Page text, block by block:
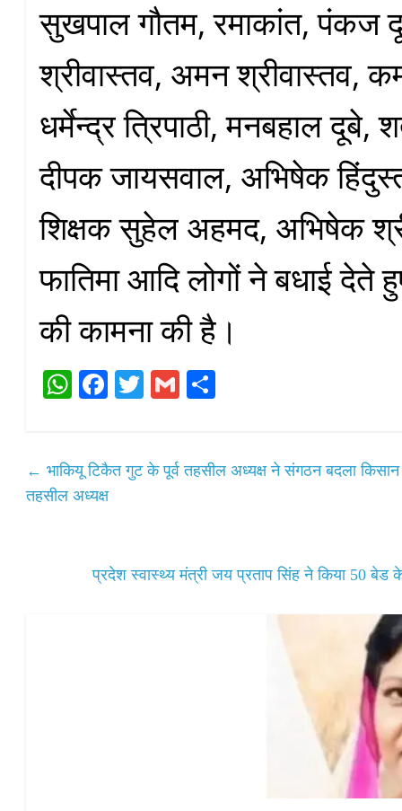
सुखपाल गौतम, रमाकांत, पंकज
श्रीवास्तव, अमन श्रीवास्तव,
धर्मेन्द्र त्रिपाठी, मनबहाल दूबे,
दीपक जायसवाल, अभिषेक
शिक्षक सुहेल अहमद, अभिषेक
फातिमा आदि लोगों ने बधाई देते
की कामना की है।
W
A
pp
Fa
ok
T
r
G
← भाकियू टिकैत गुट के पूर्व तहसील अध्यक्ष ने संगठन बदला
तहसील अध्यक्ष
प्रदेश स्वास्थ्य मंत्री जय प्रताप सिंह ने किया 50 बेड